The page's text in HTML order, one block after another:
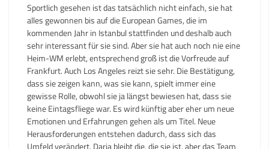
Sportlich gesehen ist das tatsächlich nicht einfach, sie hat
alles gewonnen bis auf die European Games, die im
kommenden Jahr in Istanbul stattfinden und deshalb auch
sehr interessant für sie sind. Aber sie hat auch noch nie eine
Heim-WM erlebt, entsprechend groß ist die Vorfreude auf
Frankfurt. Auch Los Angeles reizt sie sehr. Die Bestätigung,
dass sie zeigen kann, was sie kann, spielt immer eine
gewisse Rolle, obwohl sie ja längst bewiesen hat, dass sie
keine Eintagsfliege war. Es wird künftig aber eher um neue
Emotionen und Erfahrungen gehen als um Titel. Neue
Herausforderungen entstehen dadurch, dass sich das